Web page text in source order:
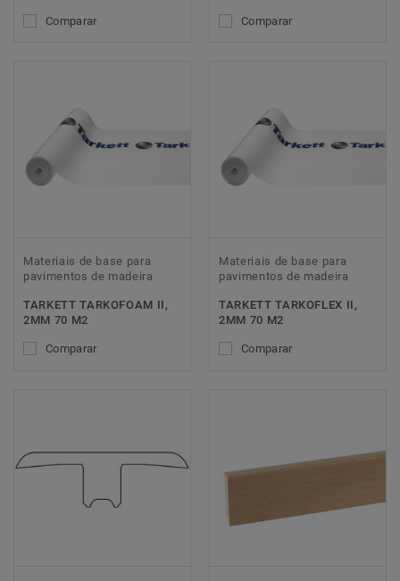
Comparar Comparar
Materiais de base para
pavimentos de madeira
TARKETT TARKOFOAM II,
2MM 70 M2
Comparar
Materiais de base para
pavimentos de madeira
TARKETT TARKOFLEX II,
2MM 70 M2
Comparar